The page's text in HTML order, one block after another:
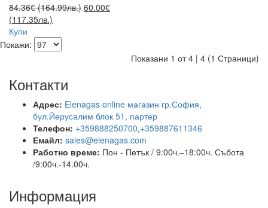
84.36€ (164.99лв.) 60.00€
(117.35лв.)
Купи
Покажи:
Показани 1 от 4 | 4 (1 Страници)
Контакти
Адрес: Elenagas online магазин гр.София,
бул.Йерусалим блок 51, партер
Телефон: +359888250700,+359887611346
Емайл: sales@elenagas.com
Работно време: Пон - Петък / 9:00ч.–18:00ч. Събота
/9:00ч.-14.00ч.
Информация